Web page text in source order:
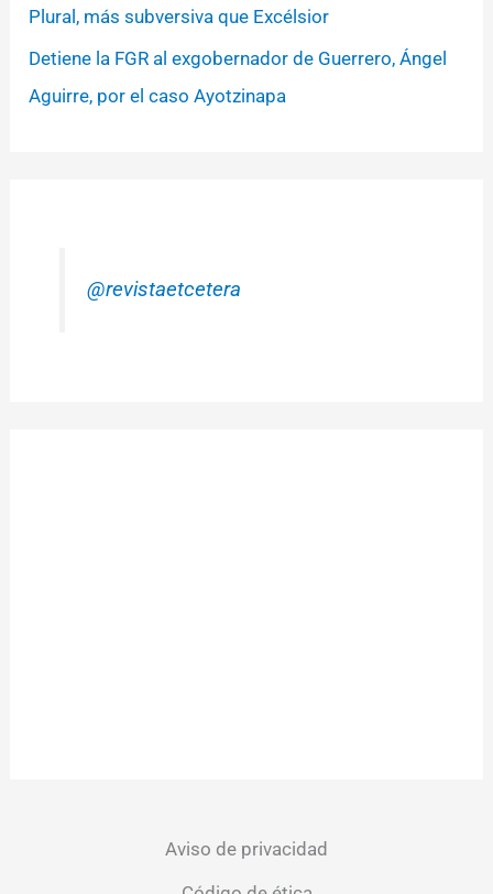
Plural, más subversiva que Excélsior
Detiene la FGR al exgobernador de Guerrero, Ángel
Aguirre, por el caso Ayotzinapa
@revistaetcetera
Aviso de privacidad